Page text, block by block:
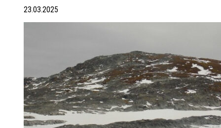
23.03.2025